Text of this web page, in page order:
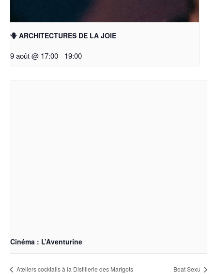
🪻 ARCHITECTURES DE LA JOIE
9 août @ 17:00- 19:00
Cinéma : L’Aventurine
Ateliers cocktails à la Distillerie des Marigots Beat Sexu